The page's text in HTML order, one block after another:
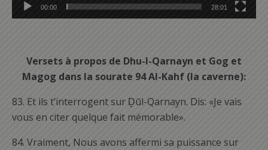
00:00 28:01
Versets à propos de Dhu-l-Qarnayn et Gog et
Magog dans la sourate 94 Al-Kahf (la caverne):
83. Et ils t’interrogent sur Ḏūl-Qarnayn. Dis: «Je vais
vous en citer quelque fait mémorable».
84. Vraiment, Nous avons affermi sa puissance sur